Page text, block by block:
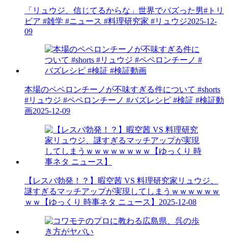
「リュウジ、信じてるからな」世界でバズった男#トリ
ビア #雑学 #ニュース #料理研究家 #リュウジ2025-12-
09
本場のペペロンチーノが不味すぎる件について #shorts
#リュウジ #ペペロンチーノ #バズレシピ #検証 #検証動
画2025-12-09
【レスバ勃発！？】暇空茜 VS 料理研究家リュウジ、
謎すぎるマッチアップが実現してしまうｗｗｗｗｗｗ
ｗｗ【ゆっくり 時事ネタ ニュース】 2025-12-08